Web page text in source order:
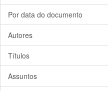
Por data do documento
Autores
Títulos
Assuntos